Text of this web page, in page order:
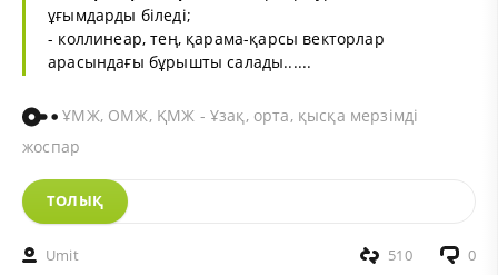
ұғымдарды біледі;
- коллинеар, тең, қарама-қарсы векторлар
арасындағы бұрышты салады......
ҰМЖ, ОМЖ, ҚМЖ - Ұзақ, орта, қысқа мерзімді
жоспар
ТОЛЫҚ
Umit 0
510